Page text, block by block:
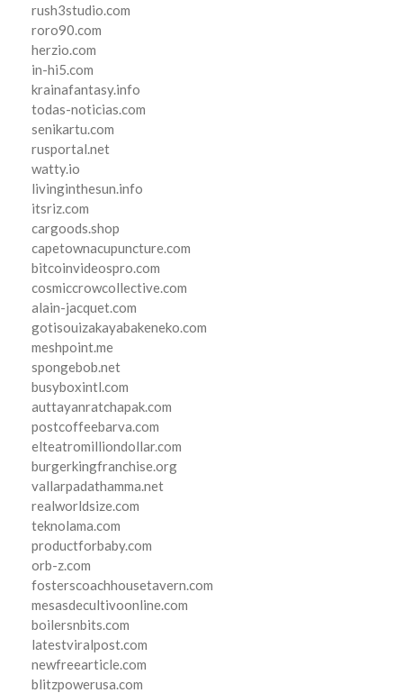
rush3studio.com
roro90.com
herzio.com
in-hi5.com
krainafantasy.info
todas-noticias.com
senikartu.com
rusportal.net
watty.io
livinginthesun.info
itsriz.com
cargoods.shop
capetownacupuncture.com
bitcoinvideospro.com
cosmiccrowcollective.com
alain-jacquet.com
gotisouizakayabakeneko.com
meshpoint.me
spongebob.net
busyboxintl.com
auttayanratchapak.com
postcoffeebarva.com
elteatromilliondollar.com
burgerkingfranchise.org
vallarpadathamma.net
realworldsize.com
teknolama.com
productforbaby.com
orb-z.com
fosterscoachhousetavern.com
mesasdecultivoonline.com
boilersnbits.com
latestviralpost.com
newfreearticle.com
blitzpowerusa.com